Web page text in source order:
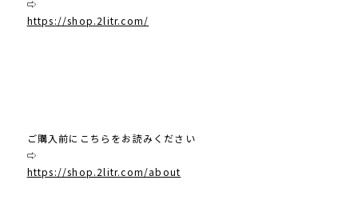
⇨
https://shop.2litr.com/
ご購入前にこちらをお読みください
⇨
https://shop.2litr.com/about